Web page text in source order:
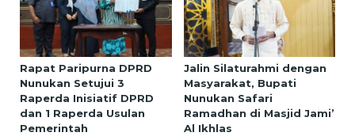
Rapat Paripurna DPRD
Nunukan Setujui 3
Raperda Inisiatif DPRD
dan 1 Raperda Usulan
Pemerintah
Jalin Silaturahmi dengan
Masyarakat, Bupati
Nunukan Safari
Ramadhan di Masjid Jami’
Al Ikhlas